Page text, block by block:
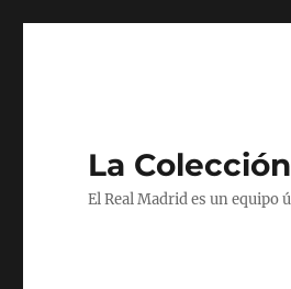
La
El Real Madrid es un equipo